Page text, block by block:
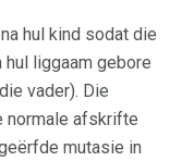
hul kind sodat die
liggaam gebore
vader). Die
normale afskrifte
mutasie in